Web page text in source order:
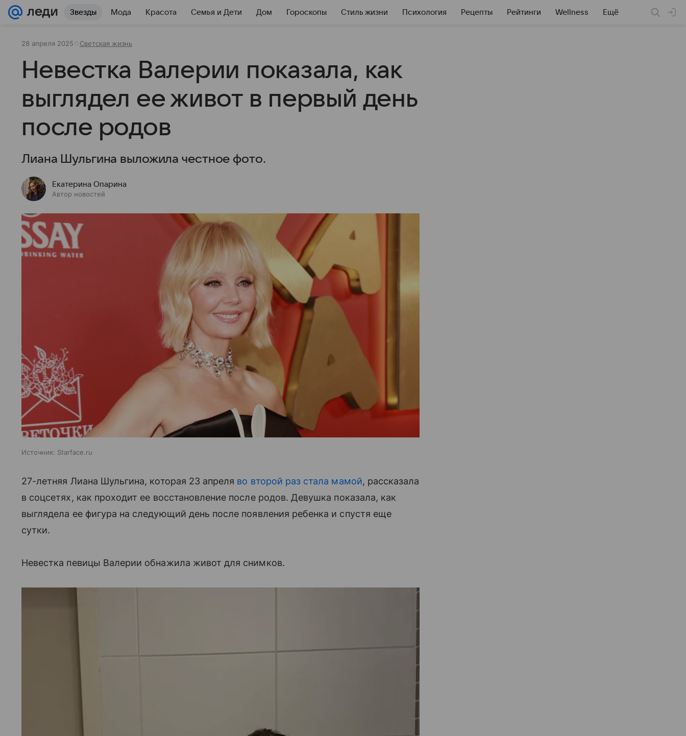
Звезды Мода Красота Семья и Дети Дом Гороскопы Стиль жизни Психология Рецепты Рейтинги Wellness Ещё
28 апреля 2025 Светская жизнь
Невестка Валерии показала, как
выглядел ее живот в первый день
после родов
Лиана Шульгина выложила честное фото.
Екатерина Опарина
Автор новостей
Источник: Starface.ru
27-летняя Лиана Шульгина, которая 23 апреля во второй раз стала мамой, рассказала
в соцсетях, как проходит ее восстановление после родов. Девушка показала, как
выглядела ее фигура на следующий день после появления ребенка и спустя еще
сутки.
Невестка певицы Валерии обнажила живот для снимков.